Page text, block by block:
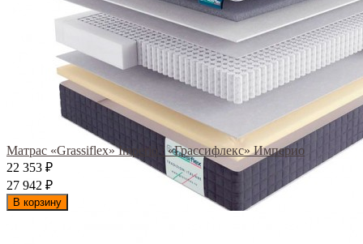
Матрас «Grassiflex» Imperio / «Грассифлекс» Империо
22 353 ₽
27 942 ₽
В корзину